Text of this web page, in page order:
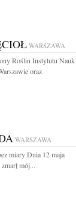
WARSZAWA
Roślin Instytutu Nauk
oraz
WARSZAWA
miary Dnia 12 maja
mój...